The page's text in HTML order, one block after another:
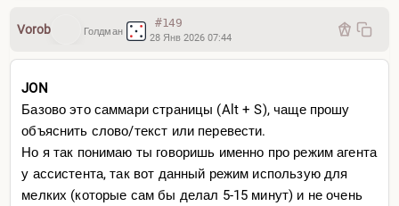
Vorob Голдман
#149
28 Янв 2026 07:44
JON
Базово это саммари страницы (Alt + S), чаще прошу
объяснить слово/текст или перевести.
Но я так понимаю ты говоришь именно про режим агента
у ассистента, так вот данный режим использую для
мелких (которые сам бы делал 5-15 минут) и не очень